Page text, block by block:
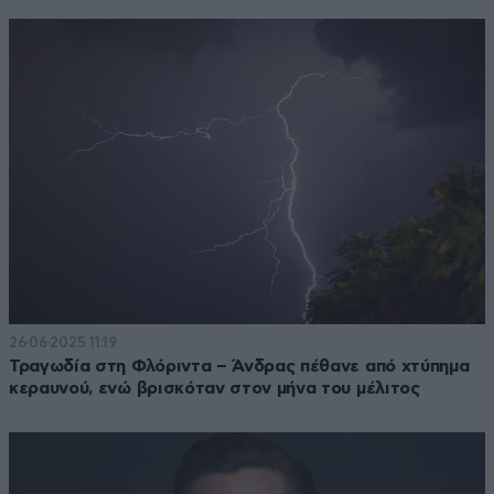
26·06·2025 11:19
Τραγωδία στη Φλόριντα – Άνδρας πέθανε από χτύπημα
κεραυνού, ενώ βρισκόταν στον μήνα του μέλιτος